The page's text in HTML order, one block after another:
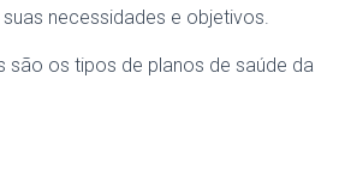
necessidades e objetivos.
são os tipos de planos de saúde da